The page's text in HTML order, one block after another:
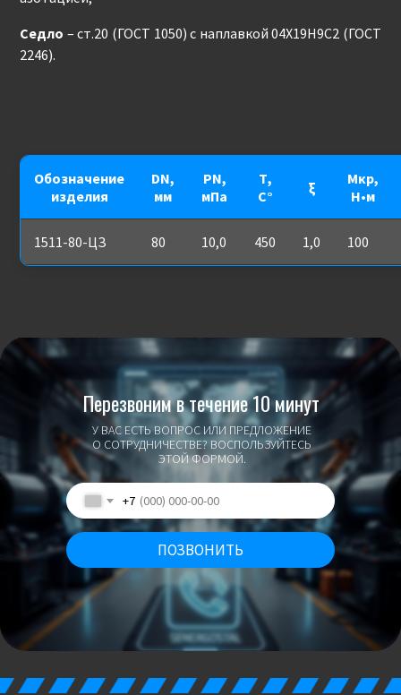
Седло – ст.20 (ГОСТ 1050) с наплавкой 04Х19Н9С2 (ГОСТ
2246).
Обозначение
изделия
DN,
мм
PN,
мПа
Т,
С°
ξ
Мкр,
Н•м
1511-80-ЦЗ 80 10,0 450 1,0 100
У ВАС ЕСТЬ ВОПРОС ИЛИ ПРЕДЛОЖЕНИЕ
О СОТРУДНИЧЕСТВЕ? ВОСПОЛЬЗУЙТЕСЬ
ЭТОЙ ФОРМОЙ.
Перезвоним в течение 10 минут
+7
ПОЗВОНИТЬ